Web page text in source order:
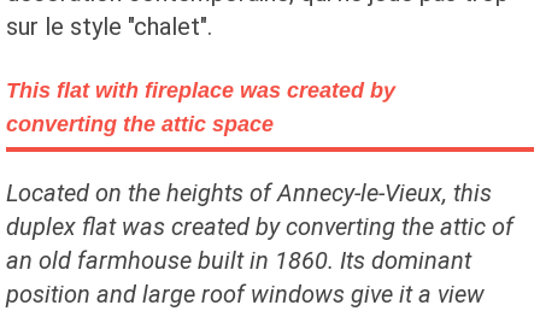
sur le style "chalet".
This flat with fireplace was created by
converting the attic space
Located on the heights of Annecy-le-Vieux, this
duplex flat was created by converting the attic of
an old farmhouse built in 1860. Its dominant
position and large roof windows give it a view